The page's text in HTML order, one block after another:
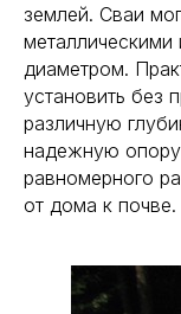
землей. Сваи
диаметром.
установить без
различную
надежную опору
равномерного
от дома к почве.
Подпишитесь на
СВЯЗАТЬСЯ С НАМИ
+7 (495) 150-70-93
м. Белорусская
Заказать обратный звонок
Запрос на встречу